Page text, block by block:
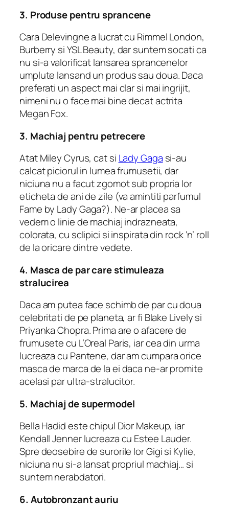
3. Produse pentru sprancene
Cara Delevingne a lucrat cu Rimmel London,
Burberry si YSL Beauty, dar suntem socati ca
nu si-a valorificat lansarea sprancenelor
umplute lansand un produs sau doua. Daca
preferati un aspect mai clar si mai ingrijit,
nimeni nu o face mai bine decat actrita
Megan Fox.
3. Machiaj pentru petrecere
Atat Miley Cyrus, cat si Lady Gaga si-au
calcat piciorul in lumea frumusetii, dar
niciuna nu a facut zgomot sub propria lor
eticheta de ani de zile (va amintiti parfumul
Fame by Lady Gaga?). Ne-ar placea sa
vedem o linie de machiaj indrazneata,
colorata, cu sclipici si inspirata din rock ‘n’ roll
de la oricare dintre vedete.
4. Masca de par care stimuleaza
stralucirea
Daca am putea face schimb de par cu doua
celebritati de pe planeta, ar fi Blake Lively si
Priyanka Chopra. Prima are o afacere de
frumusete cu L’Oreal Paris, iar cea din urma
lucreaza cu Pantene, dar am cumpara orice
masca de marca de la ei daca ne-ar promite
acelasi par ultra-stralucitor.
5. Machiaj de supermodel
Bella Hadid este chipul Dior Makeup, iar
Kendall Jenner lucreaza cu Estee Lauder.
Spre deosebire de surorile lor Gigi si Kylie,
niciuna nu si-a lansat propriul machiaj… si
suntem nerabdatori.
6. Autobronzant auriu